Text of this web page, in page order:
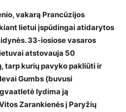
vakarą Prancūzijos
lietui įspūdingai atidarytos
33-iosiose vasaros
atstovauja 50
tarp kurių pavyko pakliūti ir
Gumbs (buvusi
lydima ją
Zarankienės į Paryžių